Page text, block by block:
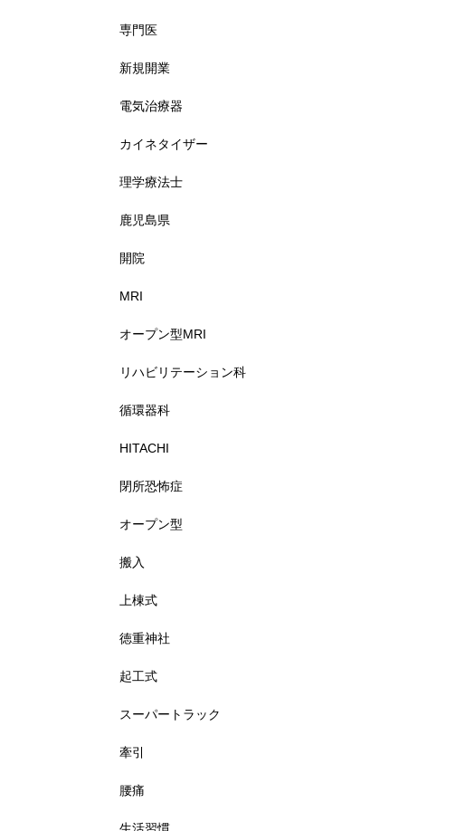
専門医
新規開業
電気治療器
カイネタイザー
理学療法士
鹿児島県
開院
MRI
オープン型MRI
リハビリテーション科
循環器科
HITACHI
閉所恐怖症
オープン型
搬入
上棟式
徳重神社
起工式
スーパートラック
牽引
腰痛